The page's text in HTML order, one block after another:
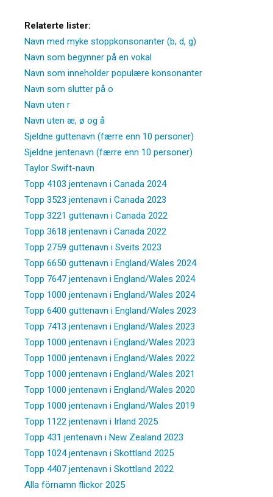
Relaterte lister:
Navn med myke stoppkonsonanter (b, d, g)
Navn som begynner på en vokal
Navn som inneholder populære konsonanter
Navn som slutter på o
Navn uten r
Navn uten æ, ø og å
Sjeldne guttenavn (færre enn 10 personer)
Sjeldne jentenavn (færre enn 10 personer)
Taylor Swift-navn
Topp 4103 jentenavn i Canada 2024
Topp 3523 jentenavn i Canada 2023
Topp 3221 guttenavn i Canada 2022
Topp 3618 jentenavn i Canada 2022
Topp 2759 guttenavn i Sveits 2023
Topp 6650 guttenavn i England/Wales 2024
Topp 7647 jentenavn i England/Wales 2024
Topp 1000 jentenavn i England/Wales 2024
Topp 6400 guttenavn i England/Wales 2023
Topp 7413 jentenavn i England/Wales 2023
Topp 1000 jentenavn i England/Wales 2023
Topp 1000 jentenavn i England/Wales 2022
Topp 1000 jentenavn i England/Wales 2021
Topp 1000 jentenavn i England/Wales 2020
Topp 1000 jentenavn i England/Wales 2019
Topp 1122 jentenavn i Irland 2025
Topp 431 jentenavn i New Zealand 2023
Topp 1024 jentenavn i Skottland 2025
Topp 4407 jentenavn i Skottland 2022
Alla förnamn flickor 2025